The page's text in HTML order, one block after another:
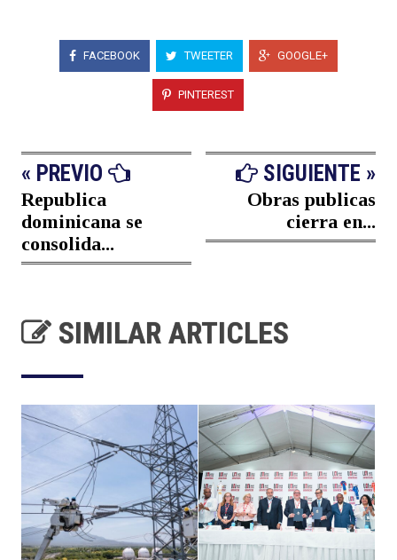
FACEBOOK TWEETER GOOGLE+
PINTEREST
« PREVIO
Republica
dominicana se
consolida...
SIGUIENTE »
Obras publicas
cierra en...
SIMILAR ARTICLES